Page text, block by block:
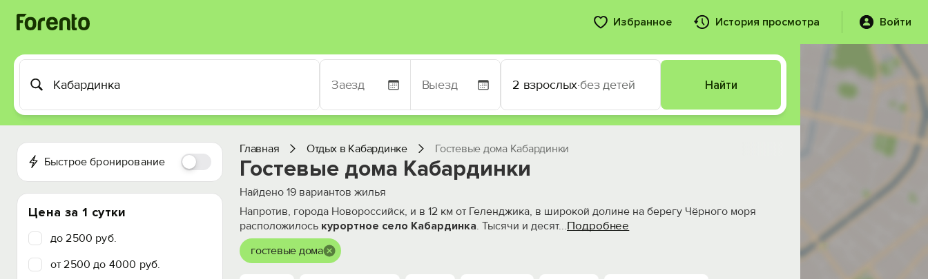
Избранное История просмотра Войти
2 взрослых·без детей Найти
Быстрое бронирование
Цена за 1 сутки
до 2500 руб.
от 2500 до 4000 руб.
Главная Отдых в Кабардинке Гостевые дома Кабардинки
Гостевые дома Кабардинки
Найдено 19 вариантов жилья
Напротив, города Новороссийск, и в 12 км от Геленджика, в широкой долине на берегу Чёрного моря
расположилось курортное село Кабардинка. Тысячи и десят...Подробнее
гостевые дома